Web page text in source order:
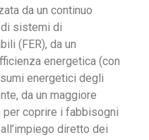
da un continuo
sistemi di
(FER), da un
energetica (con
energetici degli
da un maggiore
coprire i fabbisogni
diretto dei